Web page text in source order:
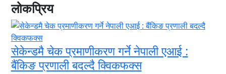
लोकप्रिय
सेकेन्डमै चेक प्रमाणीकरण गर्ने नेपाली एआई :
बैंकिङ प्रणाली बदल्दै क्विकफक्स